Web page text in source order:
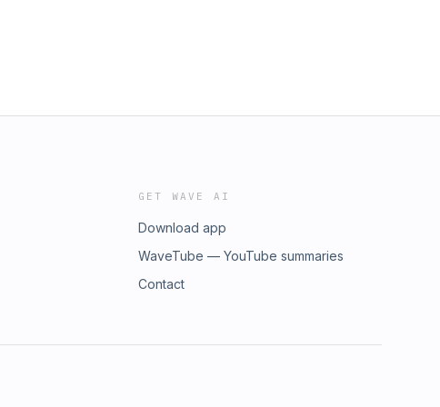
GET WAVE AI
Download app
WaveTube — YouTube summaries
Contact